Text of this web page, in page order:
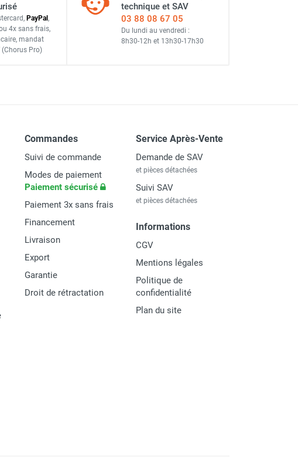
PayPal ,
4x sans frais,
, mandat
(Chorus Pro)
technique et SAV
03 88 08 67 05
Du lundi au vendredi :
8h30-12h et 13h30-17h30
Commandes
Suivi de commande
Modes de paiement
Paiement sécurisé
Paiement 3x sans frais
Financement
Livraison
Export
Garantie
Droit de rétractation
Service Après-Vente
Demande de SAV
et pièces détachées
Suivi SAV
et pièces détachées
Informations
CGV
Mentions légales
Politique de
confidentialité
Plan du site